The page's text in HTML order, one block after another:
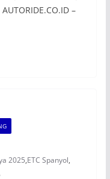
–
2025,ETC Spanyol,